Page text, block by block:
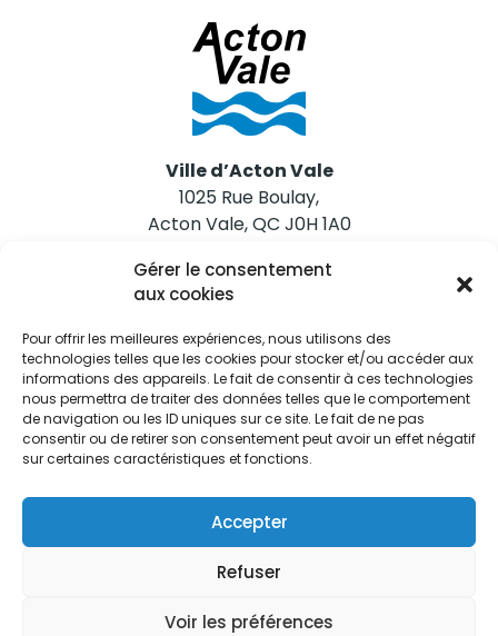
Gérer le consentement
aux cookies
Pour offrir les meilleures expériences, nous utilisons des
technologies telles que les cookies pour stocker et/ou accéder aux
informations des appareils. Le fait de consentir à ces technologies
nous permettra de traiter des données telles que le comportement
de navigation ou les ID uniques sur ce site. Le fait de ne pas
consentir ou de retirer son consentement peut avoir un effet négatif
sur certaines caractéristiques et fonctions.
Accepter
Refuser
Voir les préférences
Ville d’Acton Vale
1025 Rue Boulay,
Acton Vale, QC J0H 1A0
Nous joindre
Restez informés
Abonnez-vous aux alertes municipales
Je m'abonne